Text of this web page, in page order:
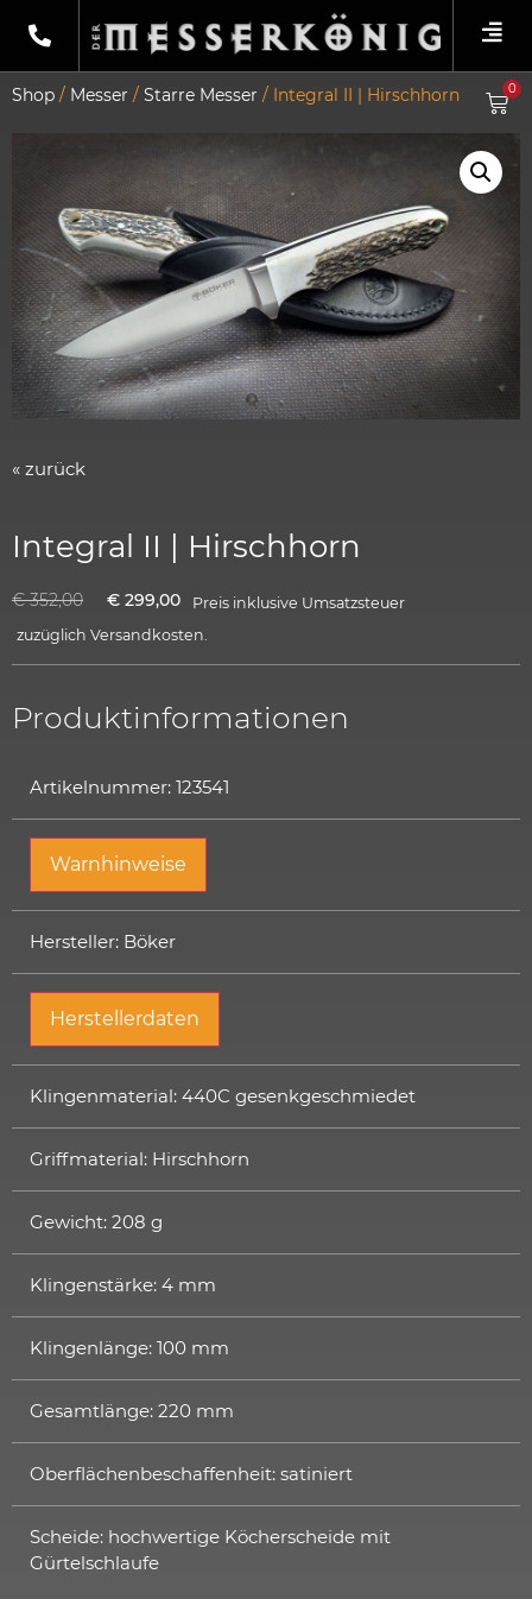
0
Shop / Messer / Starre Messer / Integral II | Hirschhorn
« zurück
Integral II | Hirschhorn
€352,00 € 299,00
Preis inklusive Umsatzsteuer
zuzüglich Versandkosten.
Produktinformationen
Artikelnummer: 123541
Warnhinweise
Hersteller: Böker
Herstellerdaten
Klingenmaterial: 440C gesenkgeschmiedet
Griffmaterial: Hirschhorn
Gewicht: 208 g
Klingenstärke: 4 mm
Klingenlänge: 100 mm
Gesamtlänge: 220 mm
Oberflächenbeschaffenheit: satiniert
Scheide: hochwertige Köcherscheide mit
Gürtelschlaufe